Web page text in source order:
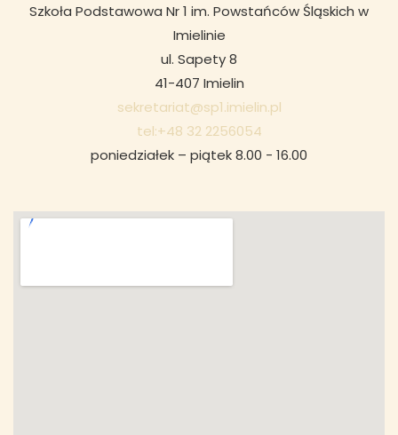
Szkoła Podstawowa Nr 1 im. Powstańców Śląskich w
Imielinie
ul. Sapety 8
41-407 Imielin
sekretariat@sp1.imielin.pl
tel:+48 32 2256054
poniedziałek – piątek 8.00 - 16.00